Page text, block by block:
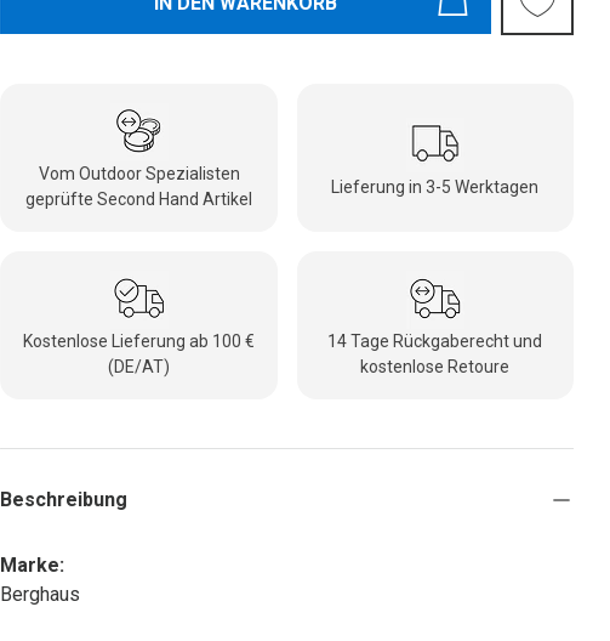
Vom Outdoor Spezialisten
geprüfte Second Hand Artikel
Lieferung in 3-5 Werktagen
Kostenlose Lieferung ab 100 €
(DE/AT)
14 Tage Rückgaberecht und
kostenlose Retoure
Beschreibung
Marke:
Berghaus